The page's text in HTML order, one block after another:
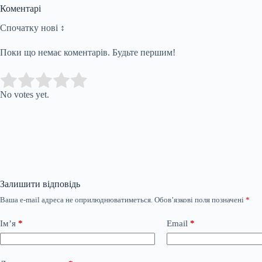
Коментарі
Спочатку нові ↕
Поки що немає коментарів. Будьте першим!
Rate this item:
No votes yet.
Залишити відповідь
Ваша e-mail адреса не оприлюднюватиметься. Обов’язкові поля позначені *
Ім’я * Email *